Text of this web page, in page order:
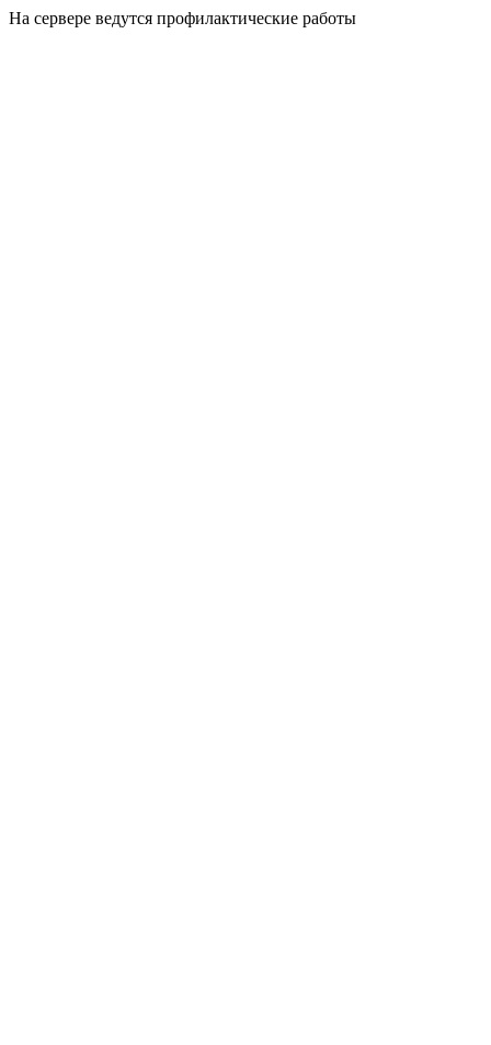
На сервере ведутся профилактические работы